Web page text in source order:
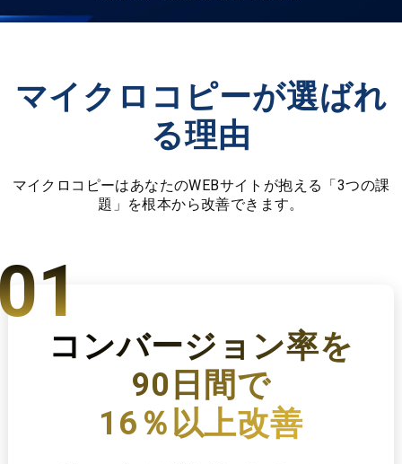
マイクロコピーが選ばれ
る理由
マイクロコピーはあなたのWEBサイトが抱える「3つの課
題」を根本から改善できます。
コンバージョン率を
90日間で
16％以上改善